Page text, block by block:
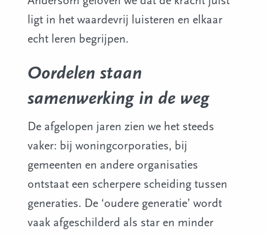
ligt in het waardevrij luisteren en elkaar
echt leren begrijpen.
Oordelen staan
samenwerking in de weg
De afgelopen jaren zien we het steeds
vaker: bij woningcorporaties, bij
gemeenten en andere organisaties
ontstaat een scherpere scheiding tussen
generaties. De ‘oudere generatie’ wordt
vaak afgeschilderd als star en minder